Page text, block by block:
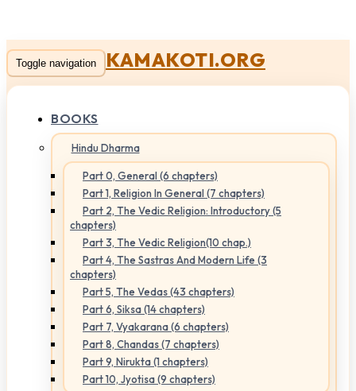
Toggle navigation KAMAKOTI.ORG
BOOKS
Hindu Dharma
Part 0, General (6 chapters)
Part 1, Religion In General (7 chapters)
Part 2, The Vedic Religion: Introductory (5
chapters)
Part 3, The Vedic Religion(10 chap.)
Part 4, The Sastras And Modern Life (3
chapters)
Part 5, The Vedas (43 chapters)
Part 6, Siksa (14 chapters)
Part 7, Vyakarana (6 chapters)
Part 8, Chandas (7 chapters)
Part 9, Nirukta (1 chapters)
Part 10, Jyotisa (9 chapters)